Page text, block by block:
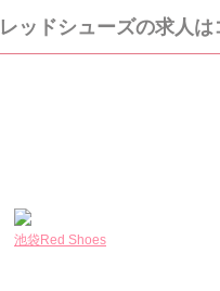
レッドシューズの求人は
池袋Red Shoes